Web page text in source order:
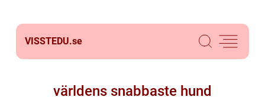
VISSTEDU.se
världens snabbaste hund